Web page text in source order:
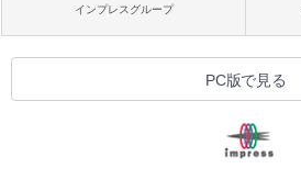
インプレスグループ
PC版で見る